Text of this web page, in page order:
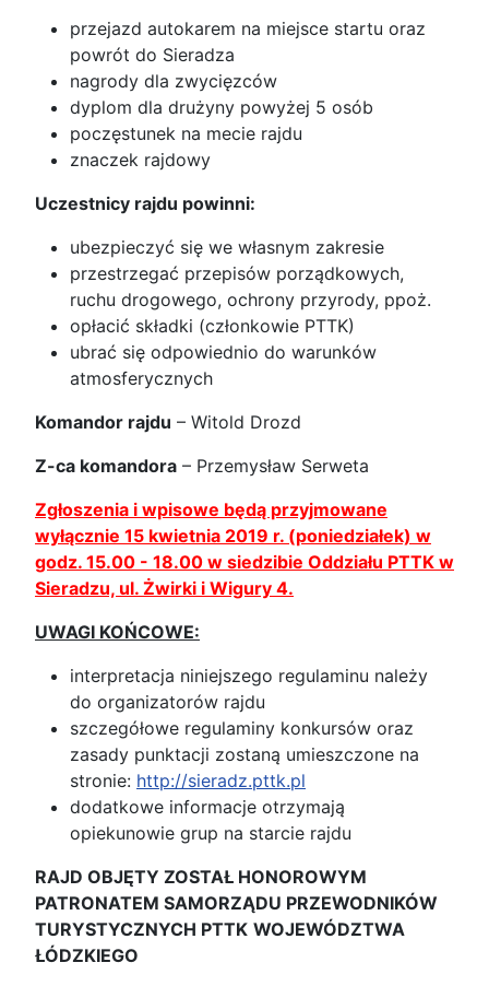
przejazd autokarem na miejsce startu oraz
powrót do Sieradza
nagrody dla zwycięzców
dyplom dla drużyny powyżej 5 osób
poczęstunek na mecie rajdu
znaczek rajdowy
Uczestnicy rajdu powinni:
ubezpieczyć się we własnym zakresie
przestrzegać przepisów porządkowych,
ruchu drogowego, ochrony przyrody, ppoż.
opłacić składki (członkowie PTTK)
ubrać się odpowiednio do warunków
atmosferycznych
Komandor rajdu – Witold Drozd
Z-ca komandora – Przemysław Serweta
Zgłoszenia i wpisowe będą przyjmowane
wyłącznie 15 kwietnia 2019 r. (poniedziałek) w
godz. 15.00 - 18.00 w siedzibie Oddziału PTTK w
Sieradzu, ul. Żwirki i Wigury 4.
UWAGI KOŃCOWE:
interpretacja niniejszego regulaminu należy
do organizatorów rajdu
szczegółowe regulaminy konkursów oraz
zasady punktacji zostaną umieszczone na
stronie: http://sieradz.pttk.pl
dodatkowe informacje otrzymają
opiekunowie grup na starcie rajdu
RAJD OBJĘTY ZOSTAŁ HONOROWYM
PATRONATEM SAMORZĄDU PRZEWODNIKÓW
TURYSTYCZNYCH PTTK WOJEWÓDZTWA
ŁÓDZKIEGO